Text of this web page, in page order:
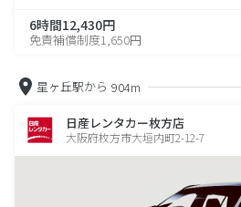
6時間12,430円
免責補償制度1,650円
星ヶ丘駅から 904m
日産レンタカー枚方店
大阪府枚方市大垣内町2-12-7